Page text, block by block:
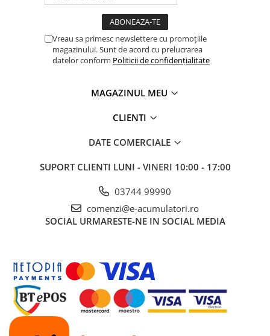
Vreau sa primesc newslettere cu promoțiile
magazinului. Sunt de acord cu prelucrarea
datelor conform Politicii de confidențialitate
MAGAZINUL MEU
CLIENTI
DATE COMERCIALE
SUPORT CLIENTI LUNI - VINERI 10:00 - 17:00
03744 99990
comenzi@e-acumulatori.ro
SOCIAL URMARESTE-NE IN SOCIAL MEDIA